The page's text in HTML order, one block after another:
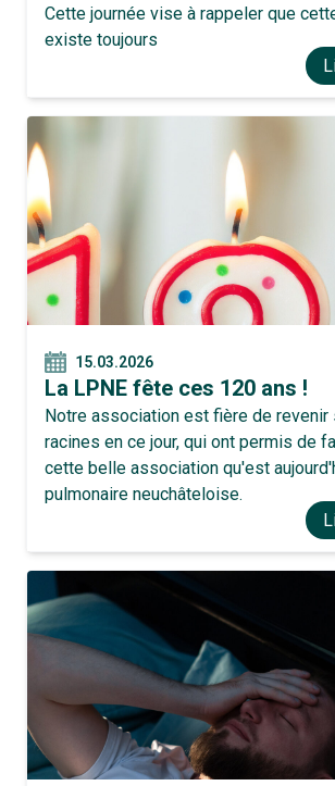
Cette journée vise à rappeler que
existe toujours
15.03.2026
La LPNE fête ces 120 ans !
Notre association est fière de revenir
racines en ce jour, qui ont permis de
cette belle association qu'est
pulmonaire neuchâteloise.